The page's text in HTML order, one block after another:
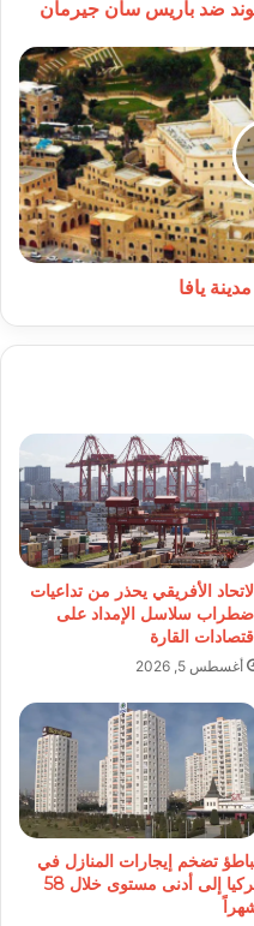
ضد باريس سان جيرمان
يافا
الاتحاد الأفريقي يحذر من تداعيات
اضطراب سلاسل الإمداد على
اقتصادات القارة
أغسطس 5, 2026
تضخم إيجارات المنازل في
تركيا إلى أدنى مستوى خلال 58